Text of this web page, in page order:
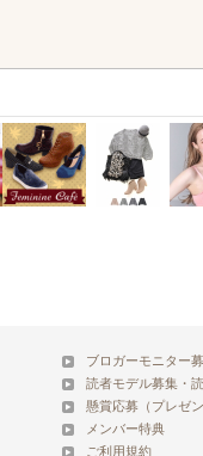
ブロガーモニター
読者モデル募集・
懸賞応募（プレゼ
メンバー特典
ご利用規約